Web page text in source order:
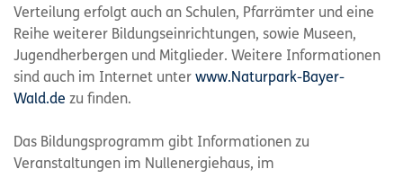
Verteilung erfolgt auch an Schulen, Pfarrämter und eine
Reihe weiterer Bildungseinrichtungen, sowie Museen,
Jugendherbergen und Mitglieder. Weitere Informationen
sind auch im Internet unter www.Naturpark-Bayer-
Wald.de zu finden.
Das Bildungsprogramm gibt Informationen zu
Veranstaltungen im Nullenergiehaus, im